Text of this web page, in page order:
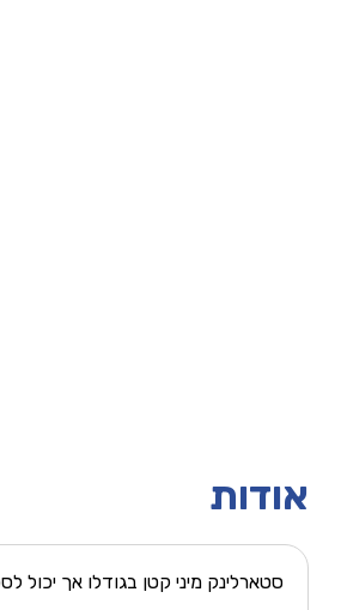
אודות
סטארלינק מיני קטן בגודלו אך